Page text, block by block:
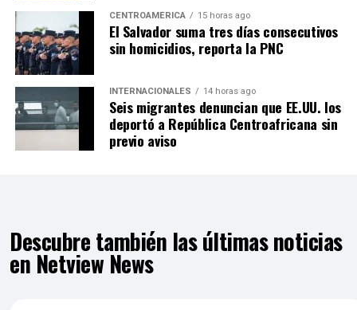
CENTROAMÉRICA 15 horas ago
El Salvador suma tres días consecutivos
sin homicidios, reporta la PNC
INTERNACIONALES 14 horas ago
Seis migrantes denuncian que EE.UU. los
deportó a República Centroafricana sin
previo aviso
Descubre también las últimas noticias
en Netview News